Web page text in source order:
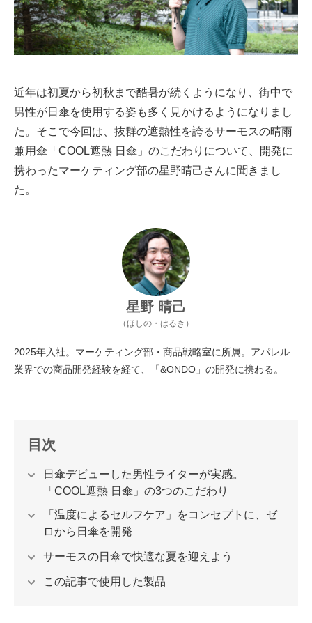
近年は初夏から初秋まで酷暑が続くようになり、街中で
男性が日傘を使用する姿も多く見かけるようになりまし
た。そこで今回は、抜群の遮熱性を誇るサーモスの晴雨
兼用傘「COOL遮熱 日傘」のこだわりについて、開発に
携わったマーケティング部の星野晴己さんに聞きまし
た。
星野 晴己
（ほしの・はるき）
2025年入社。マーケティング部・商品戦略室に所属。アパレル
業界での商品開発経験を経て、「&ONDO」の開発に携わる。
目次
日傘デビューした男性ライターが実感。
「COOL遮熱 日傘」の3つのこだわり
「温度によるセルフケア」をコンセプトに、ゼ
ロから日傘を開発
サーモスの日傘で快適な夏を迎えよう
この記事で使用した製品